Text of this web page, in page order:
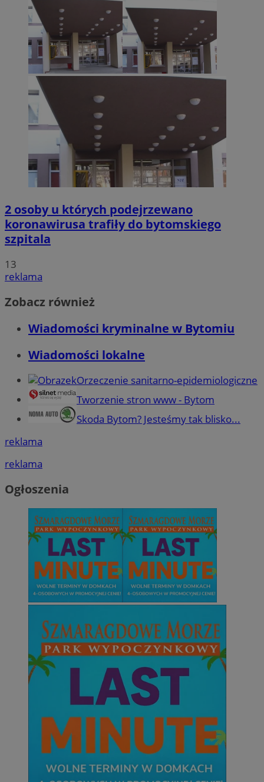
2 osoby u których podejrzewano
koronawirusa trafiły do bytomskiego
szpitala
13
reklama
Zobacz również
Wiadomości kryminalne w Bytomiu
Wiadomości lokalne
Orzeczenie sanitarno-epidemiologiczne
Tworzenie stron www - Bytom
Skoda Bytom? Jesteśmy tak blisko...
reklama
reklama
Ogłoszenia